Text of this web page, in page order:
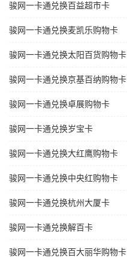
骏网一卡通兑换百益超市卡
骏网一卡通兑换麦凯乐购物卡
骏网一卡通兑换太阳百货购物卡
骏网一卡通兑换京基百纳购物卡
骏网一卡通兑换卓展购物卡
骏网一卡通兑换岁宝卡
骏网一卡通兑换大红鹰购物卡
骏网一卡通兑换中央红购物卡
骏网一卡通兑换杭州大厦卡
骏网一卡通兑换解百卡
骏网一卡通兑换百大丽华购物卡